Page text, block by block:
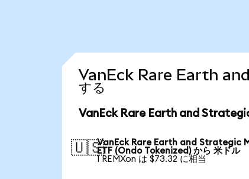
VanEck Rare Earth and
する
VanEck Rare Earth and
🇺🇸VanEck Rare Earth and Strategic
ETF (Ondo Tokenized) から 米ドル
1 REMXon は $73.32 に相当